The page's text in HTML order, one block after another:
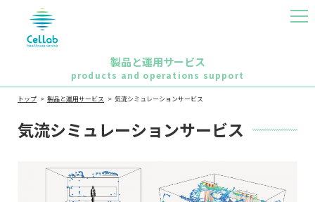
MEN
製品と運用サービス
products and operations support
トップ 製品と運用サービス 気流シミュレーションサービス
気流シミュレーションサービス